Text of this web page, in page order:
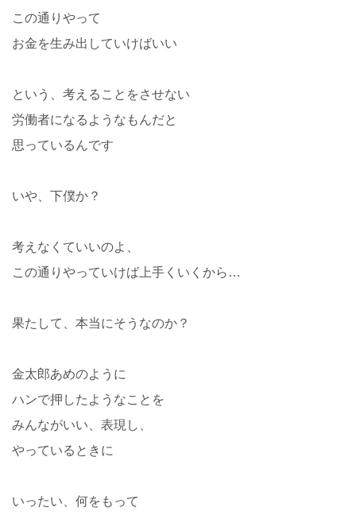
この通りやって
お金を生み出していけばいい
という、考えることをさせない
労働者になるようなもんだと
思っているんです
いや、下僕か？
考えなくていいのよ、
この通りやっていけば上手くいくから…
果たして、本当にそうなのか？
金太郎あめのように
ハンで押したようなことを
みんながいい、表現し、
やっているときに
いったい、何をもって